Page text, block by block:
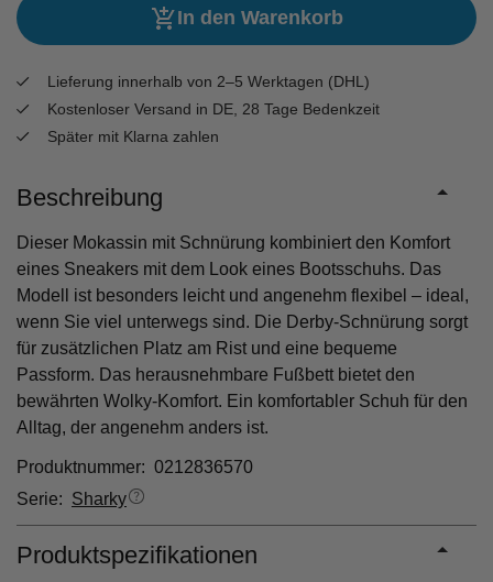
In den Warenkorb
Lieferung innerhalb von 2–5 Werktagen (DHL)
Kostenloser Versand in DE, 28 Tage Bedenkzeit
Später mit Klarna zahlen
Beschreibung
Dieser Mokassin mit Schnürung kombiniert den Komfort
eines Sneakers mit dem Look eines Bootsschuhs. Das
Modell ist besonders leicht und angenehm flexibel – ideal,
wenn Sie viel unterwegs sind. Die Derby-Schnürung sorgt
für zusätzlichen Platz am Rist und eine bequeme
Passform. Das herausnehmbare Fußbett bietet den
bewährten Wolky-Komfort. Ein komfortabler Schuh für den
Alltag, der angenehm anders ist.
Produktnummer: 0212836570
Serie: Sharky
Produktspezifikationen